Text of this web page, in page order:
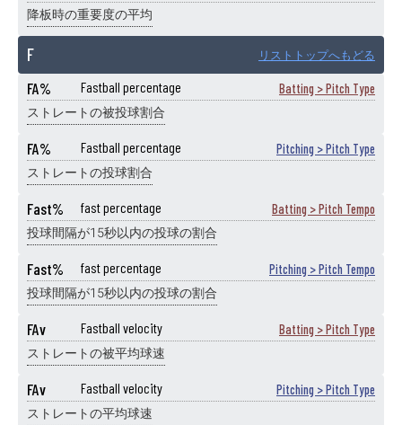
降板時の重要度の平均
F リストトップへもどる
FA% Fastball percentage Batting > Pitch Type
ストレートの被投球割合
FA% Fastball percentage Pitching > Pitch Type
ストレートの投球割合
Fast% fast percentage Batting > Pitch Tempo
投球間隔が15秒以内の投球の割合
Fast% fast percentage Pitching > Pitch Tempo
投球間隔が15秒以内の投球の割合
FAv Fastball velocity Batting > Pitch Type
ストレートの被平均球速
FAv Fastball velocity Pitching > Pitch Type
ストレートの平均球速